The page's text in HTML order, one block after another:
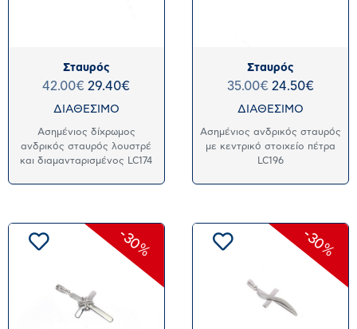
Σταυρός
42.00€ 29.40€
ΔΙΑΘΕΣΙΜΟ
Ασημένιος δίχρωμος
ανδρικός σταυρός λουστρέ
και διαμανταρισμένος LC174
Σταυρός
35.00€ 24.50€
ΔΙΑΘΕΣΙΜΟ
Ασημένιος ανδρικός σταυρός
με κεντρικό στοιχείο πέτρα
LC196
-30% -30%